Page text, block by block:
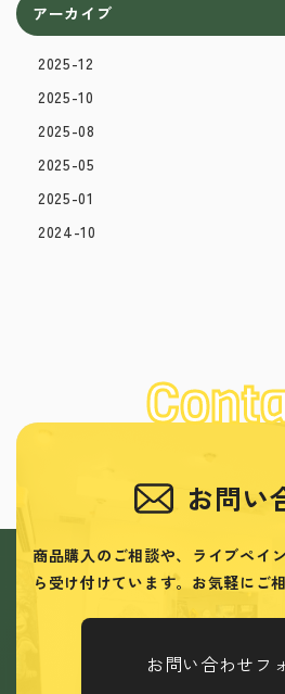
アーカイブ
2025-12
2025-10
2025-08
2025-05
2025-01
2024-10
お問い
商品購入のご相談や、ライブペイ
ら受け付けています。 お気軽にご
お問い合わせフ